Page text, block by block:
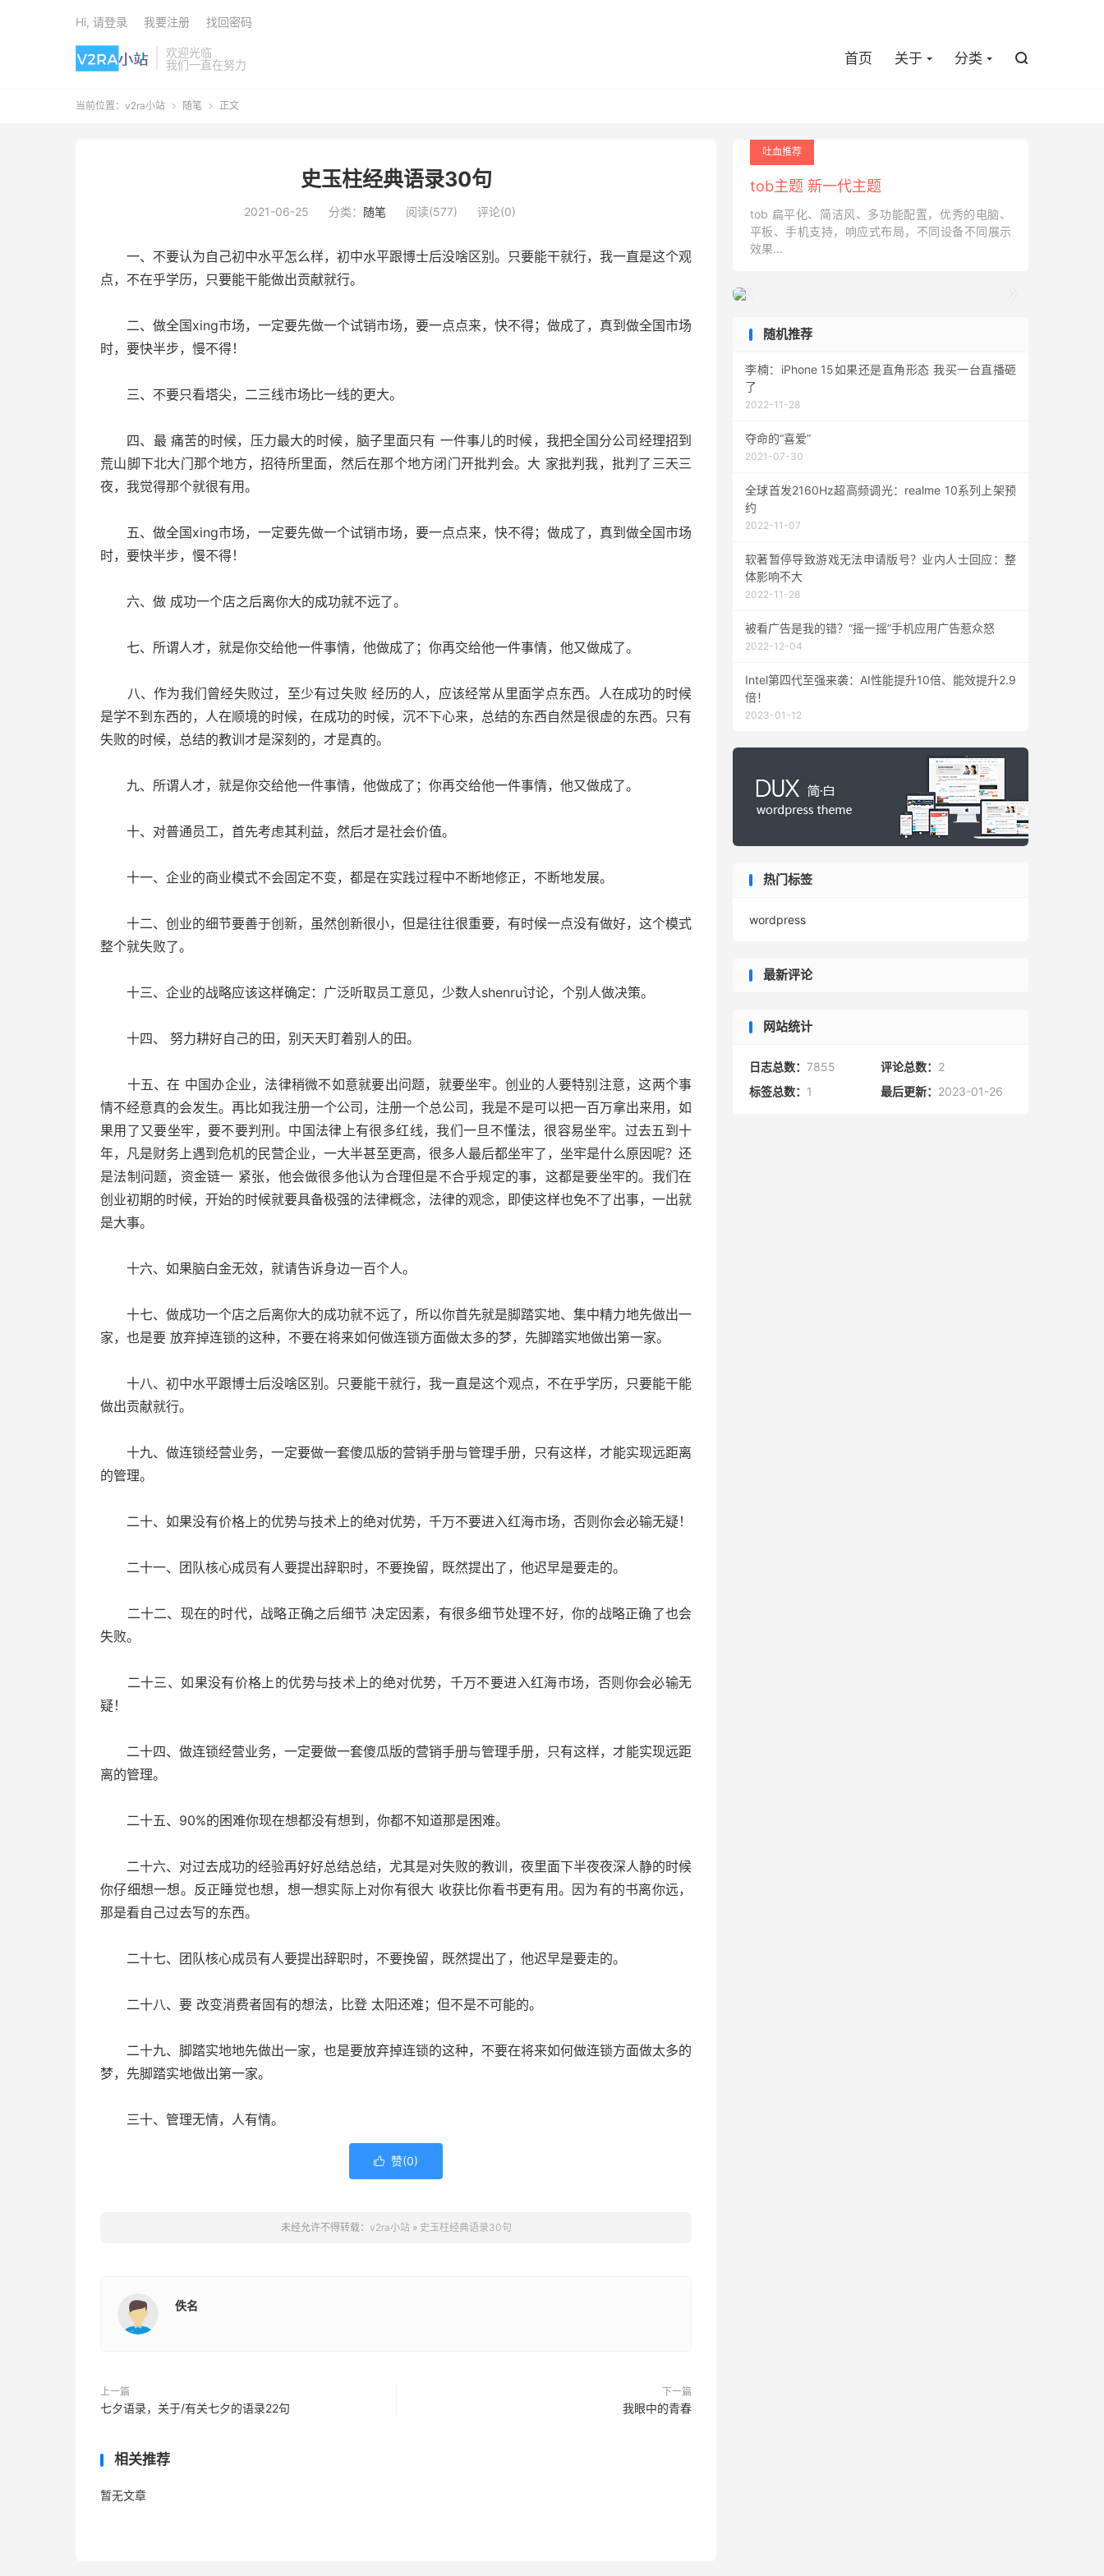
欢迎光临
我们一直在努力
首页 关于 分类 
Hi, 请登录 我要注册 找回密码
当前位置： v2ra小站  随笔  正文
史玉柱经典语录30句
2021-06-25 分类： 随笔 阅读(577) 评论(0)
一、不要认为自己初中水平怎么样，初中水平跟博士后没啥区别。只要能干就行，我一直是这个观
点，不在乎学历，只要能干能做出贡献就行。
二、做全国xing市场，一定要先做一个试销市场，要一点点来，快不得；做成了，真到做全国市场
时，要快半步，慢不得！
三、不要只看塔尖，二三线市场比一线的更大。
四、最 痛苦的时候，压力最大的时候，脑子里面只有 一件事儿的时候，我把全国分公司经理招到
荒山脚下北大门那个地方，招待所里面，然后在那个地方闭门开批判会。大 家批判我，批判了三天三
夜，我觉得那个就很有用。
五、做全国xing市场，一定要先做一个试销市场，要一点点来，快不得；做成了，真到做全国市场
时，要快半步，慢不得！
六、做 成功一个店之后离你大的成功就不远了。
七、所谓人才，就是你交给他一件事情，他做成了；你再交给他一件事情，他又做成了。
八、作为我们曾经失败过，至少有过失败 经历的人，应该经常从里面学点东西。人在成功的时候
是学不到东西的，人在顺境的时候，在成功的时候，沉不下心来，总结的东西自然是很虚的东西。只有
失败的时候，总结的教训才是深刻的，才是真的。
九、所谓人才，就是你交给他一件事情，他做成了；你再交给他一件事情，他又做成了。
十、对普通员工，首先考虑其利益，然后才是社会价值。
十一、企业的商业模式不会固定不变，都是在实践过程中不断地修正，不断地发展。
十二、创业的细节要善于创新，虽然创新很小，但是往往很重要，有时候一点没有做好，这个模式
整个就失败了。
十三、企业的战略应该这样确定：广泛听取员工意见，少数人shenru讨论，个别人做决策。
十四、 努力耕好自己的田，别天天盯着别人的田。
十五、在 中国办企业，法律稍微不如意就要出问题，就要坐牢。创业的人要特别注意，这两个事
情不经意真的会发生。再比如我注册一个公司，注册一个总公司，我是不是可以把一百万拿出来用，如
果用了又要坐牢，要不要判刑。中国法律上有很多红线，我们一旦不懂法，很容易坐牢。过去五到十
年，凡是财务上遇到危机的民营企业，一大半甚至更高，很多人最后都坐牢了，坐牢是什么原因呢？还
是法制问题，资金链一 紧张，他会做很多他认为合理但是不合乎规定的事，这都是要坐牢的。我们在
创业初期的时候，开始的时候就要具备极强的法律概念，法律的观念，即使这样也免不了出事，一出就
是大事。
十六、如果脑白金无效，就请告诉身边一百个人。
十七、做成功一个店之后离你大的成功就不远了，所以你首先就是脚踏实地、集中精力地先做出一
家，也是要 放弃掉连锁的这种，不要在将来如何做连锁方面做太多的梦，先脚踏实地做出第一家。
十八、初中水平跟博士后没啥区别。只要能干就行，我一直是这个观点，不在乎学历，只要能干能
做出贡献就行。
十九、做连锁经营业务，一定要做一套傻瓜版的营销手册与管理手册，只有这样，才能实现远距离
的管理。
二十、如果没有价格上的优势与技术上的绝对优势，千万不要进入红海市场，否则你会必输无疑！
二十一、团队核心成员有人要提出辞职时，不要挽留，既然提出了，他迟早是要走的。
二十二、现在的时代，战略正确之后细节 决定因素，有很多细节处理不好，你的战略正确了也会
失败。
二十三、如果没有价格上的优势与技术上的绝对优势，千万不要进入红海市场，否则你会必输无
疑！
二十四、做连锁经营业务，一定要做一套傻瓜版的营销手册与管理手册，只有这样，才能实现远距
离的管理。
二十五、90%的困难你现在想都没有想到，你都不知道那是困难。
二十六、对过去成功的经验再好好总结总结，尤其是对失败的教训，夜里面下半夜夜深人静的时候
你仔细想一想。反正睡觉也想，想一想实际上对你有很大 收获比你看书更有用。因为有的书离你远，
那是看自己过去写的东西。
二十七、团队核心成员有人要提出辞职时，不要挽留，既然提出了，他迟早是要走的。
二十八、要 改变消费者固有的想法，比登 太阳还难；但不是不可能的。
二十九、脚踏实地地先做出一家，也是要放弃掉连锁的这种，不要在将来如何做连锁方面做太多的
梦，先脚踏实地做出第一家。
三十、管理无情，人有情。
 赞(0)
未经允许不得转载： v2ra小站» 史玉柱经典语录30句
佚名
上一篇
七夕语录，关于/有关七夕的语录22句
下一篇
我眼中的青春
相关推荐
暂无文章
吐血推荐
tob主题 新一代主题
tob 扁平化、简洁风、多功能配置，优秀的电脑、
平板、手机支持，响应式布局，不同设备不同展示
效果...

随机推荐
李楠：iPhone 15如果还是直角形态 我买一台直播砸
了
2022-11-28
夺命的“喜爱”
2021-07-30
全球首发2160Hz超高频调光：realme 10系列上架预
约
2022-11-07
软著暂停导致游戏无法申请版号？业内人士回应：整
体影响不大
2022-11-28
被看广告是我的错？“摇一摇”手机应用广告惹众怒
2022-12-04
Intel第四代至强来袭：AI性能提升10倍、能效提升2.9
倍！
2023-01-12
热门标签
wordpress
最新评论
网站统计
日志总数： 7855 评论总数： 2
标签总数： 1 最后更新： 2023-01-26